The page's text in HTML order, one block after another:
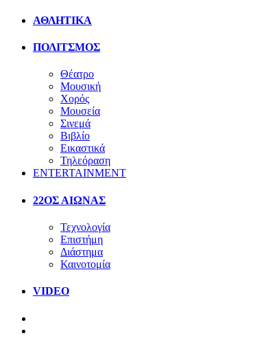
ΑΘΛΗΤΙΚΑ
ΠΟΛΙΤΣΜΟΣ
Θέατρο
Μουσική
Χορός
Μουσεία
Σινεμά
Βιβλίο
Εικαστικά
Τηλεόραση
ENTERTAINMENT
22ΟΣ ΑΙΩΝΑΣ
Τεχνολογία
Επιστήμη
Διάστημα
Καινοτομία
VIDEO